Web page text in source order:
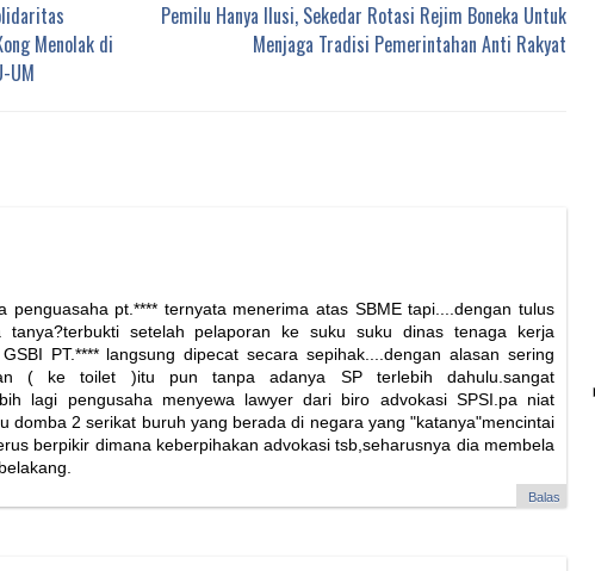
Menolak di
UM
Pemilu Hanya Ilusi, Sekedar Rotasi Rejim Boneka Untuk
Menjaga Tradisi Pemerintahan Anti Rakyat
penguasaha pt.**** ternyata menerima atas SBME tapi....dengan tulus
setelah pelaporan ke suku suku dinas tenaga kerja
PT.**** langsung dipecat secara sepihak....dengan alasan sering
( ke toilet )itu pun tanpa adanya SP terlebih dahulu.sangat
lagi pengusaha menyewa lawyer dari biro advokasi SPSI.pa niat
domba 2 serikat buruh yang berada di negara yang "katanya"mencintai
berpikir dimana keberpihakan advokasi tsb,seharusnya dia membela
Balas